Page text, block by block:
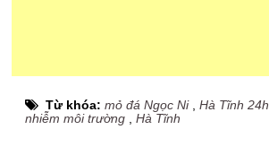
Từ khóa:mỏ đá Ngọc Ni,Hà Tĩnh 24h
nhiễm môi trường ,Hà Tĩnh